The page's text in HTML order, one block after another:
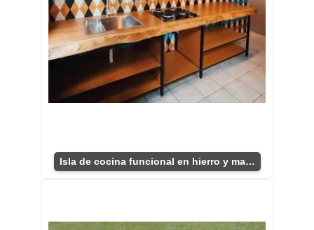
Isla de cocina funcional en hierro y madera